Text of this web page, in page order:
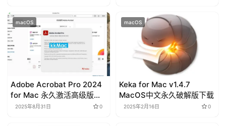
macOS
Adobe Acrobat Pro 2024
for Mac 永久激活高级版下
载2025年8月31日 0
macOS
Keka for Mac v1.4.7
MacOS中文永久破解版下载
2025年2月16日 0